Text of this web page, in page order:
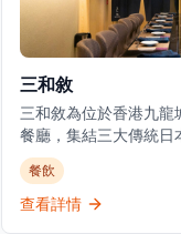
三和敘
三和敘為位於香港九龍
餐廳，集結三大傳統日
燒、爐端燒的日式餐飲
適，適合情侶約會、好
餐廳以優質食材呈獻高
餐飲
查看詳情